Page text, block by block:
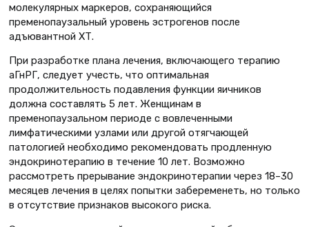
молекулярных маркеров, сохраняющийся
пременопаузальный уровень эстрогенов после
адъювантной ХТ.
При разработке плана лечения, включающего терапию
аГнРГ, следует учесть, что оптимальная
продолжительность подавления функции яичников
должна составлять 5 лет. Женщинам в
пременопаузальном периоде с вовлеченными
лимфатическими узлами или другой отягчающей
патологией необходимо рекомендовать продленную
эндокринотерапию в течение 10 лет. Возможно
рассмотреть прерывание эндокринотерапии через 18–30
месяцев лечения в целях попытки забеременеть, но только
в отсутствие признаков высокого риска.